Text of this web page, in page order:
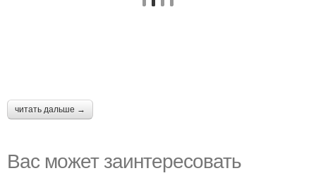
читать дальше →
Вас может заинтересовать